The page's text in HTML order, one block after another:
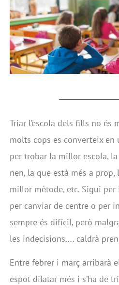
Triar l’escola dels fills no és
molts cops es converteix en
per trobar la millor escola,
nen, la que està més a
millor mètode, etc. Sigui per
per canviar de centre o per
sempre és difícil, però
les indecisions…. caldrà
Entre febrer i març arribarà
espot dilatar més i s’ha de